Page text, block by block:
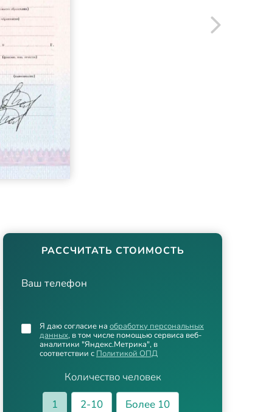
РАССЧИТАТЬ СТОИМОСТЬ
Ваш телефон
Количество человек
1
2-10
Более 10
Я даю согласие на обработку персональных
данных, в том числе помощью сервиса веб-
аналитики "Яндекс.Метрика", в
соответствии с Политикой ОПД